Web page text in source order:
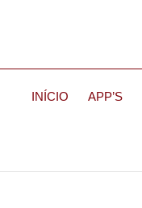
INÍCIO APP’S